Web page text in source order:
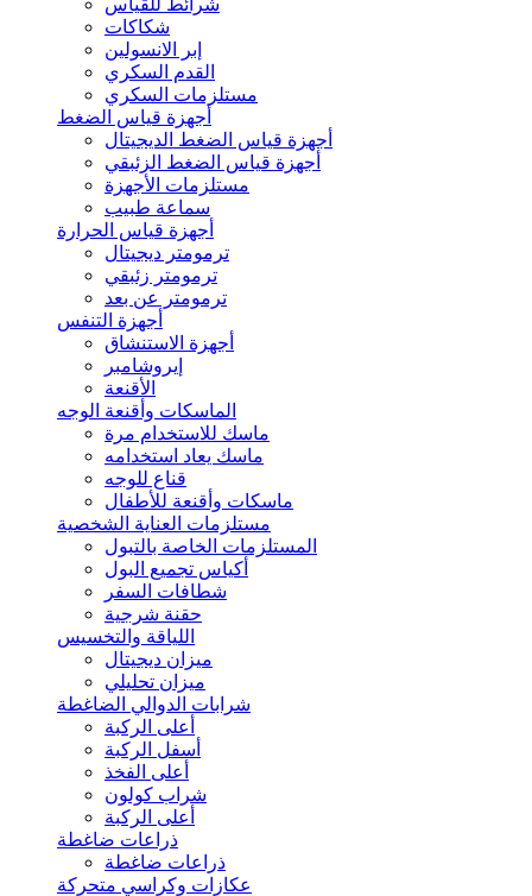
شرائط للقياس
شكاكات
إبر الانسولين
القدم السكري
مستلزمات السكري
أجهزة قياس الضغط
أجهزة قياس الضغط الديجيتال
أجهزة قياس الضغط الزئبقي
مستلزمات الأجهزة
سماعة طبيب
أجهزة قياس الحرارة
ترمومتر ديجيتال
ترمومتر زئبقي
ترمومتر عن بعد
أجهزة التنفس
أجهزة الاستنشاق
إيروشامبر
الأقنعة
الماسكات وأقنعة الوجه
ماسك للاستخدام مرة
ماسك يعاد استخدامه
قناع للوجه
ماسكات وأقنعة للأطفال
مستلزمات العناية الشخصية
المستلزمات الخاصة بالتبول
أكياس تجميع البول
شطافات السفر
حقنة شرجية
اللياقة والتخسيس
ميزان ديجيتال
ميزان تحليلي
شرابات الدوالي الضاغطة
أعلى الركبة
أسفل الركبة
أعلى الفخذ
شراب كولون
أعلى الركبة
ذراعات ضاغطة
ذراعات ضاغطة
عكازات وكراسي متحركة